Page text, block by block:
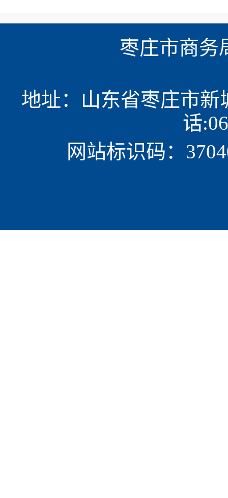
枣庄市商务
地址：山东省枣庄市新
话
网站标识码：